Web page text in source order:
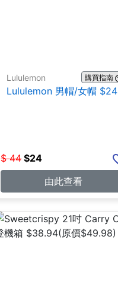
Lululemon 購買指南
Lululemon 男帽/女帽 $24
$ 44 $24
由此查看